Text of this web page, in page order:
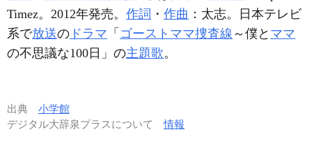
Timez。2012年発売。 作詞 ・ 作曲 ：太志。日本テレビ
系で放送の ドラマ 「 ゴーストママ捜査線 ～僕と ママ
の不思議な100日」の主題歌。
出典 小学館
デジタル大辞泉プラスについて情報